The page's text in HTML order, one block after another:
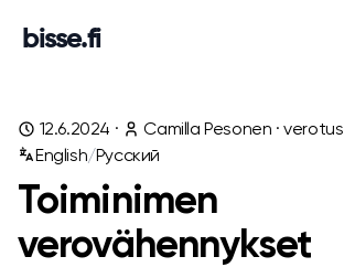
bisse.fi
12.6.2024 · Camilla Pesonen ·verotus
English/Русский
Toiminimen
verovähennykset